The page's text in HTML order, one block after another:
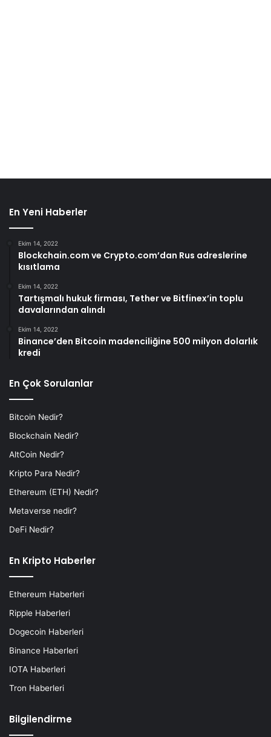
En Yeni Haberler
Ekim 14, 2022
Blockchain.com ve Crypto.com’dan Rus adreslerine
kısıtlama
Ekim 14, 2022
Tartışmalı hukuk firması, Tether ve Bitfinex’in toplu
davalarından alındı
Ekim 14, 2022
Binance’den Bitcoin madenciliğine 500 milyon dolarlık
kredi
En Çok Sorulanlar
Bitcoin Nedir?
Blockchain Nedir?
AltCoin Nedir?
Kripto Para Nedir?
Ethereum (ETH) Nedir?
Metaverse nedir?
DeFi Nedir?
En Kripto Haberler
Ethereum Haberleri
Ripple Haberleri
Dogecoin Haberleri
Binance Haberleri
IOTA Haberleri
Tron Haberleri
Bilgilendirme